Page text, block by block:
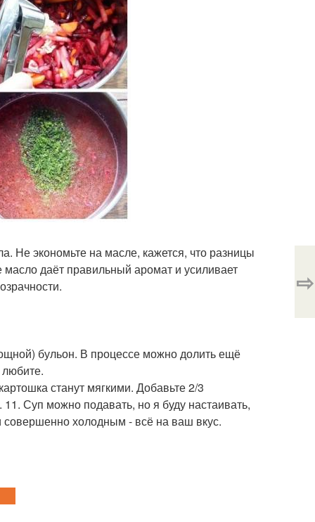
Не экономьте на масле, кажется, что разницы
даёт правильный аромат и усиливает
бульон. В процессе можно долить ещё
станут мягкими. Добавьте 2/3
Суп можно подавать, но я буду настаивать,
совершенно холодным - всё на ваш вкус.
⇨